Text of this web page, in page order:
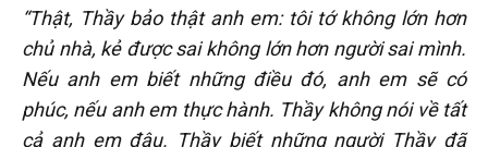
“Thật, Thầy bảo thật anh em: tôi tớ không lớn hơn
chủ nhà, kẻ được sai không lớn hơn người sai mình.
Nếu anh em biết những điều đó, anh em sẽ có
phúc, nếu anh em thực hành. Thầy không nói về tất
cả anh em đâu. Thầy biết những người Thầy đã